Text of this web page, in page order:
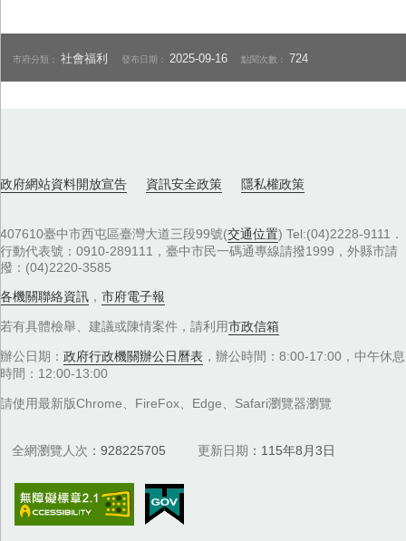
市府分類：社會福利 發布日期： 2025-09-16 點閱次數： 724
政府網站資料開放宣告 資訊安全政策 隱私權政策
407610臺中市西屯區臺灣大道三段99號(交通位置) Tel:(04)2228-9111．
行動代表號：0910-289111，臺中市民一碼通專線請撥1999，外縣市請
撥：(04)2220-3585
各機關聯絡資訊 ， 市府電子報
若有具體檢舉、建議或陳情案件，請利用市政信箱
辦公日期： 政府行政機關辦公日曆表 ，辦公時間：8:00-17:00，中午休息
時間：12:00-13:00
請使用最新版Chrome、FireFox、Edge、Safari瀏覽器瀏覽
全網瀏覽人次 928225705 更新日期 115年8月3日